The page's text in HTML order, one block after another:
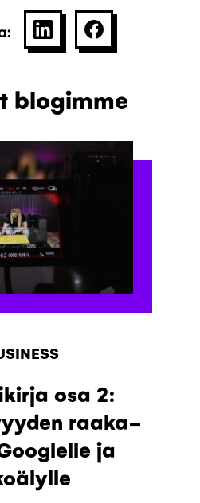
SHARE ON LINKEDIN
JAA
blogimme
osa 2:
raaka-
ja